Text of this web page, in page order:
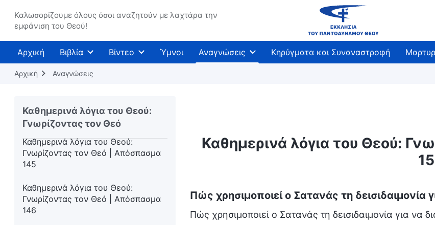
Καλωσορίζουμε όλους όσοι αναζητούν με λαχτάρα την
εμφάνιση του Θεού!
Αρχική Βιβλία Βίντεο Ύμνοι Αναγνώσεις Κηρύγματα και Συναναστροφή
Αρχική Αναγνώσεις
Καθημερινά λόγια του Θεού:
Γνωρίζοντας τον Θεό
Γνωρίζοντας τον Θεό | Απόσπασμα
142
Καθημερινά λόγια του Θεού:
Γνωρίζοντας τον Θεό | Απόσπασμα
143
Γνωρίζοντας τον Θεό | Απόσπασμα
144
Καθημερινά λόγια του Θεού:
Γνωρίζοντας τον Θεό | Απόσπασμα
145
Καθημερινά λόγια του Θεού:
Γνωρίζοντας τον Θεό | Απόσπασμα
146
Καθημερινά λόγια του Θεού:
Πώς χρησιμοποιεί ο Σατανάς τη δεισιδαιμονία
Πώς χρησιμοποιεί ο Σατανάς τη δεισιδαιμονία για να